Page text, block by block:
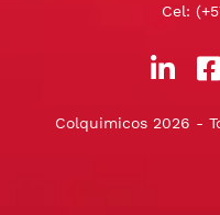
Cel:
Colquimicos 2026 -